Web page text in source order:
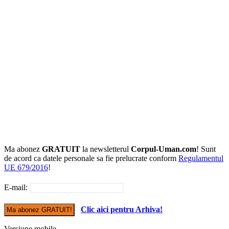
Ma abonez GRATUIT la newsletterul Corpul-Uman.com! Sunt
de acord ca datele personale sa fie prelucrate conform Regulamentul
UE 679/2016!
E-mail:
Clic aici pentru Arhiva!